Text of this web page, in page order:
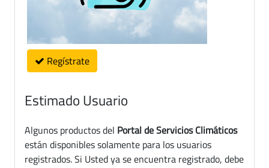
Regístrate
Estimado Usuario
Algunos productos del Portal de Servicios Climáticos
están disponibles solamente para los usuarios
registrados. Si Usted ya se encuentra registrado, debe